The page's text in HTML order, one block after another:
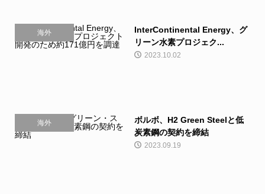
海外
InterContinental Energy、グ
リーン水素プロジェク...
2023.10.02
海外
ボルボ、H2 Green Steelと低
炭素鋼の契約を締結
2023.09.19